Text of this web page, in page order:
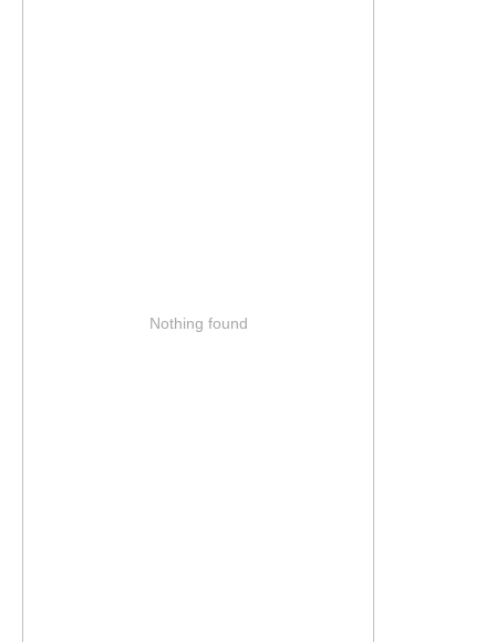
Nothing found